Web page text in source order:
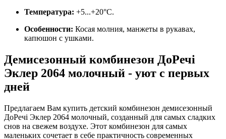
Температура: +5...+20°С.
Особенности: Косая молния, манжеты в рукавах,
капюшон с ушками.
Демисезонный комбинезон ДоРечі
Эклер 2064 молочный - уют с первых
дней
Предлагаем Вам купить детский комбинезон демисезонный
ДоРечі Эклер 2064 молочный, созданный для самых сладких
снов на свежем воздухе. Этот комбинезон для самых
маленьких сочетает в себе практичность современных